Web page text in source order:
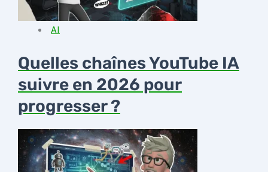
AI
Quelles chaînes YouTube IA
suivre en 2026 pour
progresser ?